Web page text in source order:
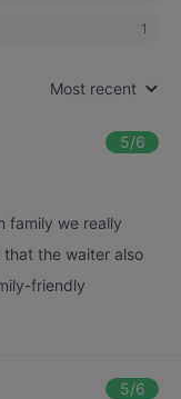
1
Most recent
5/6
family we really
the waiter also
friendly
5/6